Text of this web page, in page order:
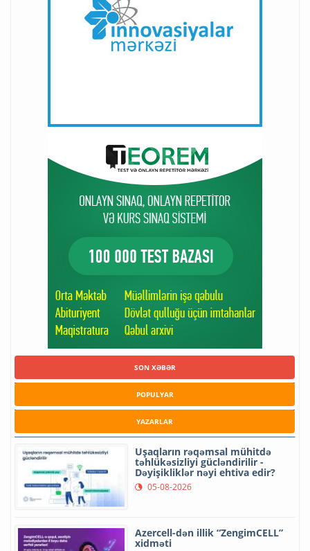
SON XƏBƏR
POPULYAR
YAZARLAR
Uşaqların rəqəmsal mühitdə
təhlükəsizliyi gücləndirilir -
Dəyişikliklər nəyi ehtiva edir?
05-08-2026
Azercell-dən illik “ZengimCELL”
xidməti